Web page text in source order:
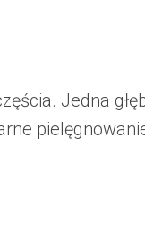
Jedna